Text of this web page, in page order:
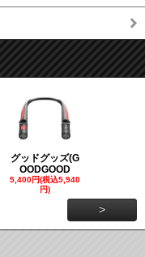
グッドグッズ(G
OODGOOD
5,400円(税込5,940
円)
>